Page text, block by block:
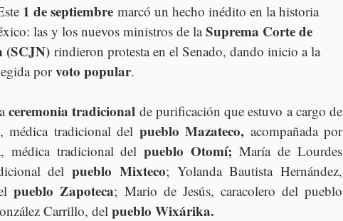
1 de septiembre marcó un hecho inédito en la historia
las y los nuevos ministros de la Suprema Corte de
(SCJN) rindieron protesta en el Senado, dando inicio a la
por voto popular.
ceremonia tradicional de purificación que estuvo a cargo de
médica tradicional del pueblo Mazateco, acompañada por
médica tradicional del pueblo Otomí; María de Lourdes
del pueblo Mixteco; Yolanda Bautista Hernández,
pueblo Zapoteca; Mario de Jesús, caracolero del pueblo
Carrillo, del pueblo Wixárika.